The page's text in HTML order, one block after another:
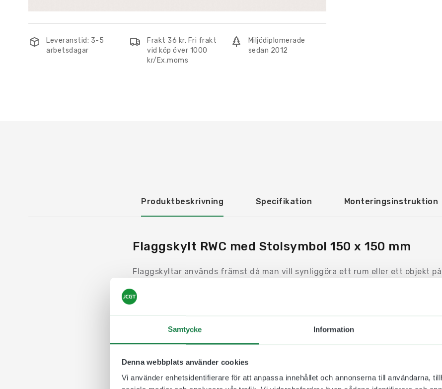
Samtycke Information
Denna webbplats använder cookies
Vi använder enhetsidentifierare för att anpassa innehållet och annonserna till användarna,
Leveranstid: 3-5
arbetsdagar
Frakt 36 kr. Fri frakt
vid köp över 1000
kr/Ex.moms
Miljödiplomerade
sedan 2012
Produktbeskrivning Specifikation Monteringsinstruktion
Flaggskylt RWC med Stolsymbol 150 x 150 mm
Flaggskyltar används främst då man vill synliggöra ett rum eller ett objekt
Motivet trycks på en en Uv-beständig och icke reflektiv plast som fästs på
aluminiumskylten så den är synlig från två håll. Plastskyltarna finns i 10
för att de ska passa in i rätt miljö och omgivning.
byta plats.
En tydlig flaggskylt att sätta vid en rullstolsanpassad toalett i köpcentrum,